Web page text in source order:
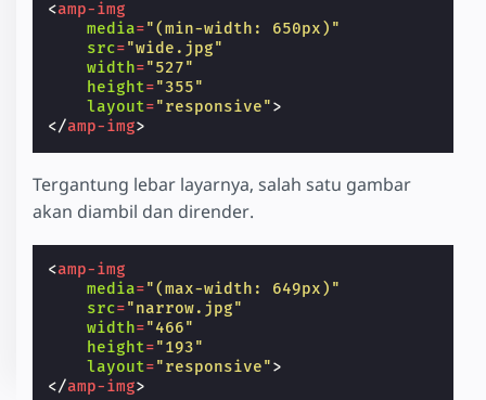
<amp-img
media="(min-width: 650px)"
src="wide.jpg"
width="527"
height="355"
layout="responsive">
</amp-img>
Tergantung lebar layarnya, salah satu gambar
akan diambil dan dirender.
<amp-img
media="(max-width: 649px)"
src="narrow.jpg"
width="466"
height="193"
layout="responsive">
</amp-img>